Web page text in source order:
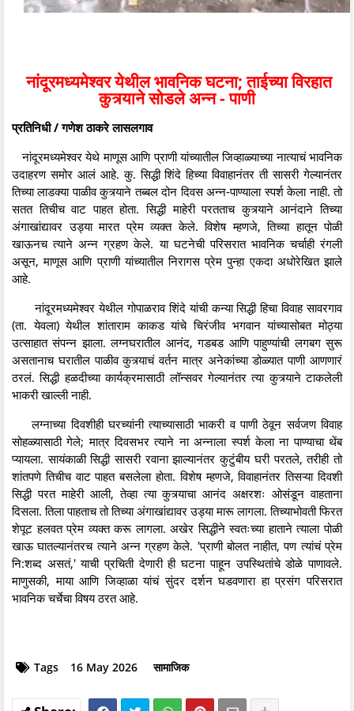
नांदूरमध्यमेश्वर येथील भावनिक घटना; ताईच्या विरहात
कुत्र्याने सोडले अन्न - पाणी
प्रतिनिधी / गणेश ठाकरे लासलगाव
नांदूरमध्यमेश्वर येथे माणूस आणि प्राणी यांच्यातील जिव्हाळ्याच्या नात्याचं भावनिक
उदाहरण समोर आलं आहे. कु. सिद्धी शिंदे हिच्या विवाहानंतर ती सासरी गेल्यानंतर
तिच्या लाडक्या पाळीव कुत्र्याने तब्बल दोन दिवस अन्न-पाण्याला स्पर्श केला नाही. तो
सतत तिचीच वाट पाहत होता. सिद्धी माहेरी परतताच कुत्र्याने आनंदाने तिच्या
अंगाखांद्यावर उड्या मारत प्रेम व्यक्त केले. विशेष म्हणजे, तिच्या हातून पोळी
खाऊनच त्याने अन्न ग्रहण केले. या घटनेची परिसरात भावनिक चर्चाही रंगली
असून, माणूस आणि प्राणी यांच्यातील निरागस प्रेम पुन्हा एकदा अधोरेखित झाले
आहे.
नांदूरमध्यमेश्वर येथील गोपाळराव शिंदे यांची कन्या सिद्धी हिचा विवाह सावरगाव
(ता. येवला) येथील शांताराम काकड यांचे चिरंजीव भगवान यांच्यासोबत मोठ्या
उत्साहात संपन्न झाला. लग्नघरातील आनंद, गडबड आणि पाहुण्यांची लगबग सुरू
असतानाच घरातील पाळीव कुत्र्याचं वर्तन मात्र अनेकांच्या डोळ्यात पाणी आणणारं
ठरलं. सिद्धी हळदीच्या कार्यक्रमासाठी लॉन्सवर गेल्यानंतर त्या कुत्र्याने टाकलेली
भाकरी खाल्ली नाही.
लग्नाच्या दिवशीही घरच्यांनी त्याच्यासाठी भाकरी व पाणी ठेवून सर्वजण विवाह
सोहळ्यासाठी गेले; मात्र दिवसभर त्याने ना अन्नाला स्पर्श केला ना पाण्याचा थेंब
प्यायला. सायंकाळी सिद्धी सासरी रवाना झाल्यानंतर कुटुंबीय घरी परतले, तरीही तो
शांतपणे तिचीच वाट पाहत बसलेला होता. विशेष म्हणजे, विवाहानंतर तिसऱ्या दिवशी
सिद्धी परत माहेरी आली, तेव्हा त्या कुत्र्याचा आनंद अक्षरशः ओसंडून वाहताना
दिसला. तिला पाहताच तो तिच्या अंगाखांद्यावर उड्या मारू लागला. तिच्याभोवती फिरत
शेपूट हलवत प्रेम व्यक्त करू लागला. अखेर सिद्धीने स्वतःच्या हाताने त्याला पोळी
खाऊ घातल्यानंतरच त्याने अन्न ग्रहण केले. 'प्राणी बोलत नाहीत, पण त्यांचं प्रेम
नि:शब्द असतं,' याची प्रचिती देणारी ही घटना पाहून उपस्थितांचे डोळे पाणावले.
माणुसकी, माया आणि जिव्हाळा यांचं सुंदर दर्शन घडवणारा हा प्रसंग परिसरात
भावनिक चर्चेचा विषय ठरत आहे.
Tags 16 May 2026 सामाजिक